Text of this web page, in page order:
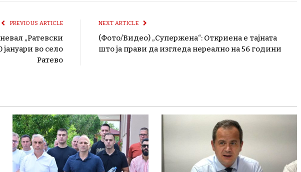
PREVIOUS ARTICLE
„Ратевски
во село
Ратево
NEXT ARTICLE
(Фото/Видео) „Супержена“: Откриена е тајната
што ја прави да изгледа нереално на 56 години